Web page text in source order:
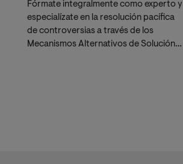
Fórmate integralmente como experto y
especialízate en la resolución pacífica
de controversias a través de los
Mecanismos Alternativos de Solución